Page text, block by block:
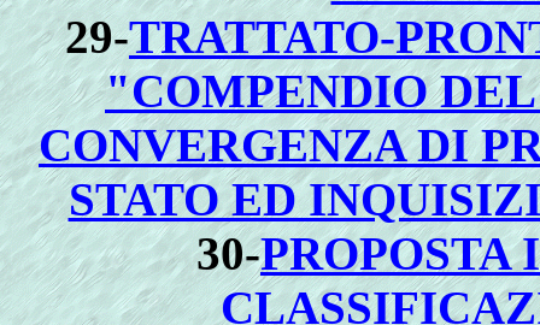
29-TRATTATO-
"COMPENDIO
CONVERGENZA DI
STATO ED
30-